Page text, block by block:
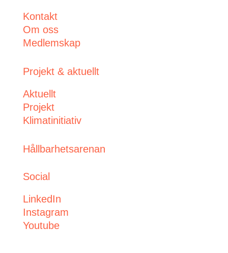
Kontakt
Om oss
Medlemskap
Projekt & aktuellt
Aktuellt
Projekt
Klimatinitiativ
Hållbarhetsarenan
Social
LinkedIn
Instagram
Youtube